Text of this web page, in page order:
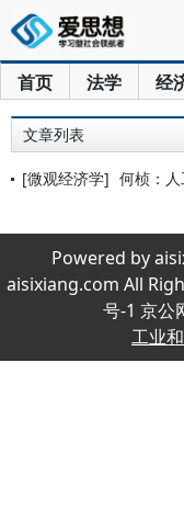
首页 法学 经
文章列表
[微观经济学] 何桢：
Powered by
aisixiang.com All
号-1 京公
工业